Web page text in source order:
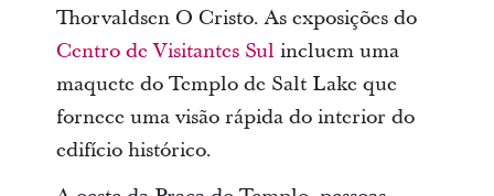
Thorvaldsen O Cristo. As exposições do
Centro de Visitantes Sul incluem uma
maquete do Templo de Salt Lake que
fornece uma visão rápida do interior do
edifício histórico.